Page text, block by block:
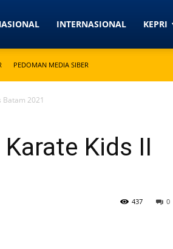
INTERNASIONAL KEPRI
PEDOMAN MEDIA SIBER
Batam 2021
Kids II
0
437